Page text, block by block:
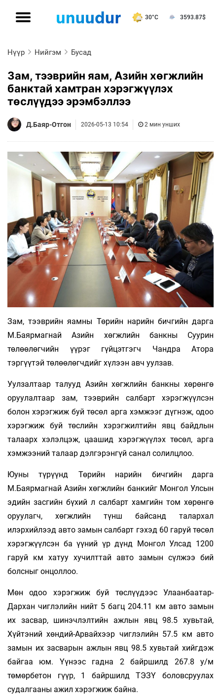
30°C 3593.87$
Нүүр Нийгэм Бусад
Зам, тээврийн яам, Азийн хөгжлийн
банктай хамтран хэрэгжүүлэх
төслүүдээ эрэмбэллээ
Д.Баяр-Отгон 2026-05-13 10:54 2 мин унших
Зам, тээврийн яамны Төрийн нарийн бичгийн дарга
М.Баярмагнай Азийн хөгжлийн банкны Суурин
төлөөлөгчийн үүрэг гүйцэтгэгч Чандра Атора
тэргүүтэй төлөөлөгчдийг хүлээн авч уулзав.
Уулзалтаар талууд Азийн хөгжлийн банкны хөрөнгө
оруулалтаар зам, тээврийн салбарт хэрэгжүүлсэн
болон хэрэгжиж буй төсөл арга хэмжээг дүгнэж, одоо
хэрэгжиж буй төслийн хэрэгжилтийн явц байдлын
талаарх хэлэлцэж, цаашид хэрэгжүүлэх төсөл, арга
хэмжээний талаар дэлгэрэнгүй санал солилцлоо.
Юуны түрүүнд Төрийн нарийн бичгийн дарга
М.Баярмагнай Азийн хөгжлийн банкийг Монгол Улсын
эдийн засгийн бүхий л салбарт хамгийн том хөрөнгө
оруулагч, хөгжлийн түнш байсанд талархал
илэрхийлээд авто замын салбарт гэхэд 60 гаруй төсөл
хэрэгжүүлсэн ба үүний үр дүнд Монгол Улсад 1200
гаруй км хатуу хучилттай авто замын сүлжээ бий
болсныг онцоллоо.
Мөн одоо хэрэгжиж буй төслүүдээс Улаанбаатар-
Дархан чиглэлийн нийт 5 багц 204.11 км авто замын
их засвар, шинэчлэлтийн ажлын явц 98.5 хувьтай,
Хүйтэний хөндий-Арвайхээр чиглэлийн 57.5 км авто
замын их засварын ажлын явц 98.5 хувьтай хийгдэж
байгаа юм. Үүнээс гадна 2 байршилд 267.8 у/м
төмөрбетон гүүр, 1 байршилд ТЭЗҮ боловсруулах
судалгааны ажил хэрэгжиж байна.